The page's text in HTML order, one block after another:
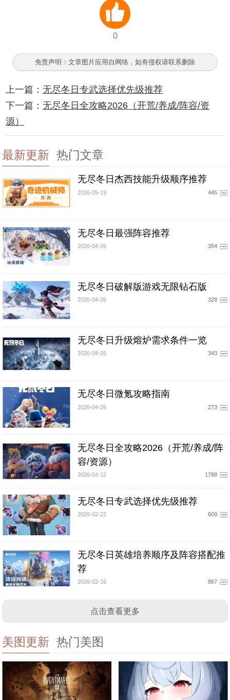
0
免责声明：文章图片应用自网络，如有侵权请联系删除
上一篇： 无尽冬日专武选择优先级推荐
下一篇： 无尽冬日全攻略2026（开荒/养成/阵容/资
源）
最新更新 热门文章
无尽冬日杰西技能升级顺序推荐
2026-05-19 445
无尽冬日最强阵容推荐
2026-04-26 354
无尽冬日破解版游戏无限钻石版
2026-04-26 328
无尽冬日升级熔炉需求条件一览
2026-04-26 343
无尽冬日微氪攻略指南
2026-04-26 273
无尽冬日全攻略2026（开荒/养成/阵
容/资源）
2026-04-12 1788
无尽冬日专武选择优先级推荐
2026-02-22 609
无尽冬日英雄培养顺序及阵容搭配推
荐
2026-02-16 867
点击查看更多
美图更新 热门美图